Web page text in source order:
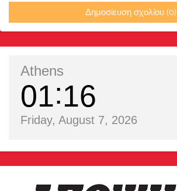
Δημοσίευση σχολίου (0)
Athens
01 16
Friday, August 7, 2026